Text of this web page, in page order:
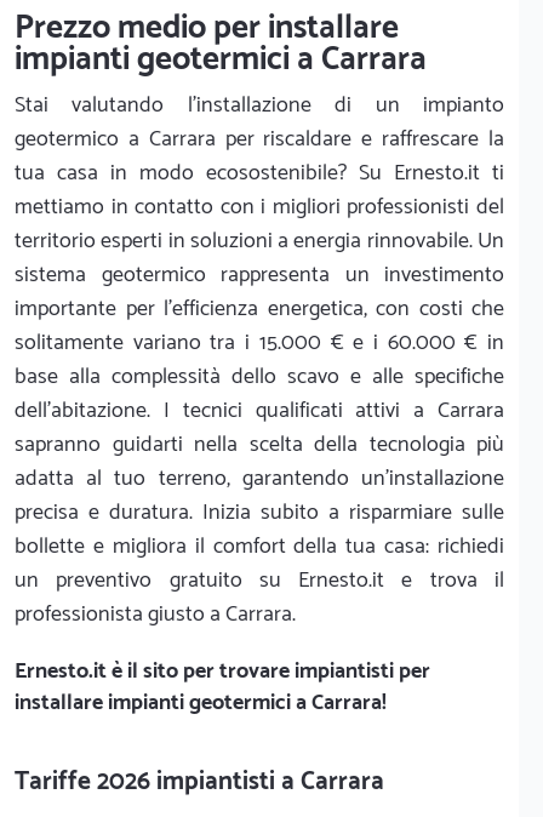
Prezzo medio per installare
impianti geotermici a Carrara
Stai valutando l'installazione di un impianto
geotermico a Carrara per riscaldare e raffrescare la
tua casa in modo ecosostenibile? Su Ernesto.it ti
mettiamo in contatto con i migliori professionisti del
territorio esperti in soluzioni a energia rinnovabile. Un
sistema geotermico rappresenta un investimento
importante per l'efficienza energetica, con costi che
solitamente variano tra i 15.000 € e i 60.000 € in
base alla complessità dello scavo e alle specifiche
dell'abitazione. I tecnici qualificati attivi a Carrara
sapranno guidarti nella scelta della tecnologia più
adatta al tuo terreno, garantendo un’installazione
precisa e duratura. Inizia subito a risparmiare sulle
bollette e migliora il comfort della tua casa: richiedi
un preventivo gratuito su Ernesto.it e trova il
professionista giusto a Carrara.
Ernesto.itè il sito per trovare impiantisti per
installare impianti geotermici a Carrara!
Tariffe 2026 impiantisti a Carrara